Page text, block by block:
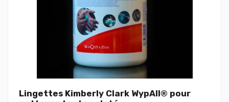
Lingettes Kimberly Clark WypAll® pour